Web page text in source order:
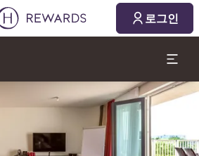
로그인
2026. 08. 09.